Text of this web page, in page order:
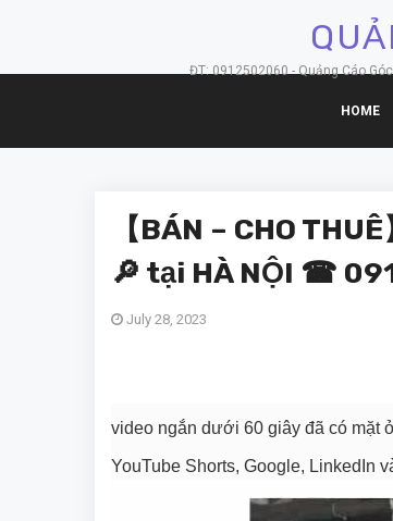
ĐT: 0912502060 - Quảng Cáo
HOME
【BÁN – CHO
🔎 tại HÀ NỘI ☎
July 28, 2023
video ngắn dưới 60 giây đã có mặt
YouTube Shorts, Google, LinkedIn